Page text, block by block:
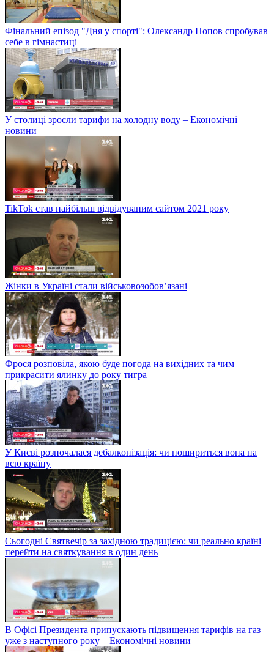
Фінальний епізод "Дня у спорті": Олександр Попов спробував
себе в гімнастиці
У столиці зросли тарифи на холодну воду – Економічні
новини
TikTok став найбільш відвідуваним сайтом 2021 року
Жінки в Україні стали військовозобов’язані
Фрося розповіла, якою буде погода на вихідних та чим
прикрасити ялинку до року тигра
У Києві розпочалася дебалконізація: чи пошириться вона на
всю країну
Сьогодні Святвечір за західною традицією: чи реально країні
перейти на святкування в один день
В Офісі Президента припускають підвищення тарифів на газ
уже з наступного року – Економічні новини